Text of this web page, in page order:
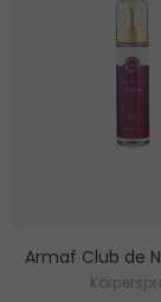
Armaf Club de